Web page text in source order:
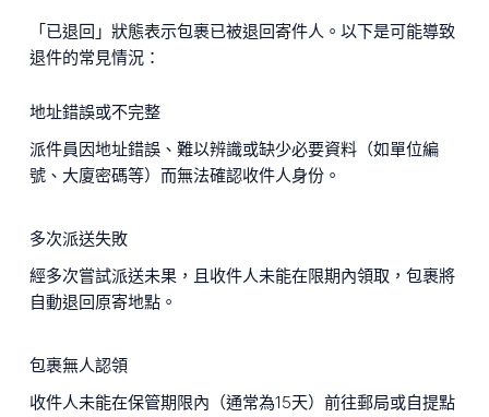
「已退回」狀態表示包裹已被退回寄件人。以下是可能導致
退件的常見情況：
地址錯誤或不完整
派件員因地址錯誤、難以辨識或缺少必要資料（如單位編
號、大廈密碼等）而無法確認收件人身份。
多次派送失敗
經多次嘗試派送未果，且收件人未能在限期內領取，包裹將
自動退回原寄地點。
包裹無人認領
收件人未能在保管期限內（通常為15天）前往郵局或自提點